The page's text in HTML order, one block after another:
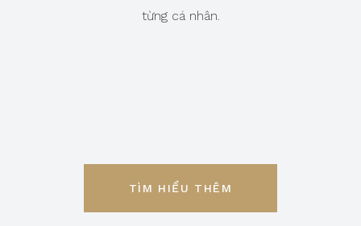
từng cá nhân.
TÌM HIỂU THÊM